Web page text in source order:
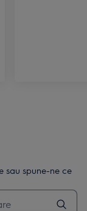
sau spune-ne ce